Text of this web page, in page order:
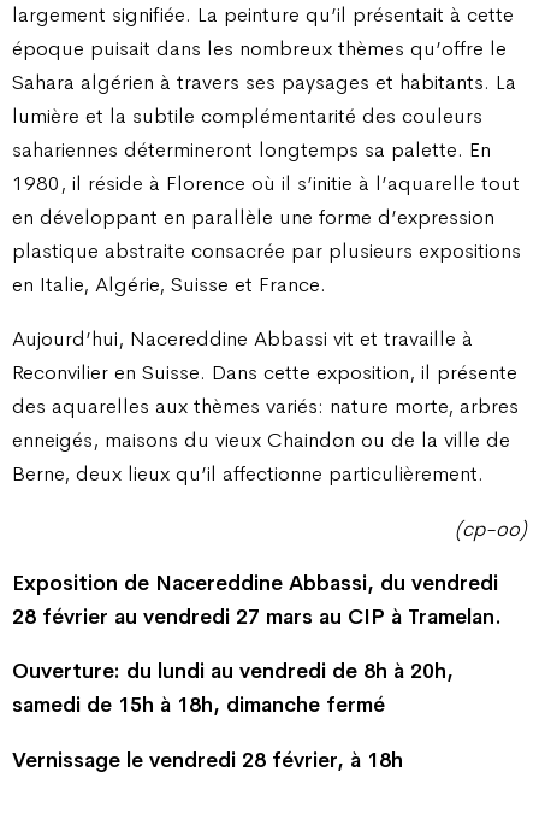
largement signifiée. La peinture qu’il présentait à cette
époque puisait dans les nombreux thèmes qu’offre le
Sahara algérien à travers ses paysages et habitants. La
lumière et la subtile complémentarité des couleurs
sahariennes détermineront longtemps sa palette. En
1980, il réside à Florence où il s’initie à l’aquarelle tout
en développant en parallèle une forme d’expression
plastique abstraite consacrée par plusieurs expositions
en Italie, Algérie, Suisse et France.
Aujourd’hui, Nacereddine Abbassi vit et travaille à
Reconvilier en Suisse. Dans cette exposition, il présente
des aquarelles aux thèmes variés: nature morte, arbres
enneigés, maisons du vieux Chaindon ou de la ville de
Berne, deux lieux qu’il affectionne particulièrement.
(cp-oo)
Exposition de Nacereddine Abbassi, du vendredi
28 février au vendredi 27 mars au CIP à Tramelan.
Ouverture: du lundi au vendredi de 8h à 20h,
samedi de 15h à 18h, dimanche fermé
Vernissage le vendredi 28 février, à 18h